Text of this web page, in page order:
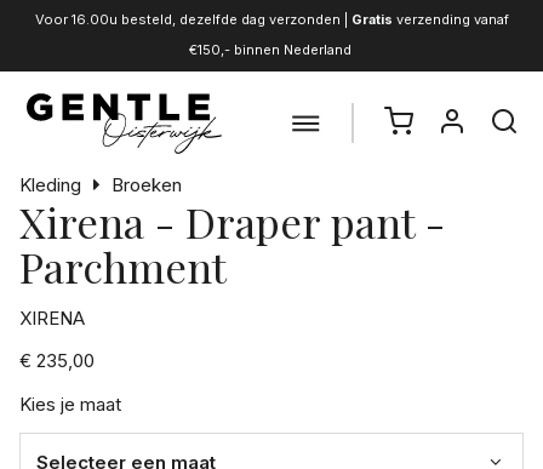
Voor 16.00u besteld, dezelfde dag verzonden | Gratis verzending vanaf
€150,- binnen Nederland
Kleding Broeken
Xirena - Draper pant -
Parchment
XIRENA
€ 235,00
Kies je maat